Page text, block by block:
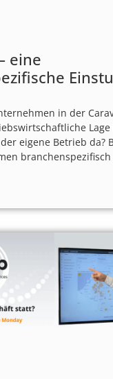
eine
in der
eigene Betrieb da?